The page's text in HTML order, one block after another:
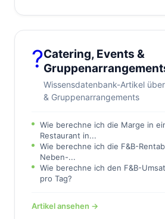
?Catering, Events &
Wissensdatenbank-Artikel
& Gruppenarrangements
Wie berechne ich die Marge in
Restaurant in...
Wie berechne ich die F&B-
Neben-...
Wie berechne ich den F&B-
pro Tag?
Artikel ansehen →